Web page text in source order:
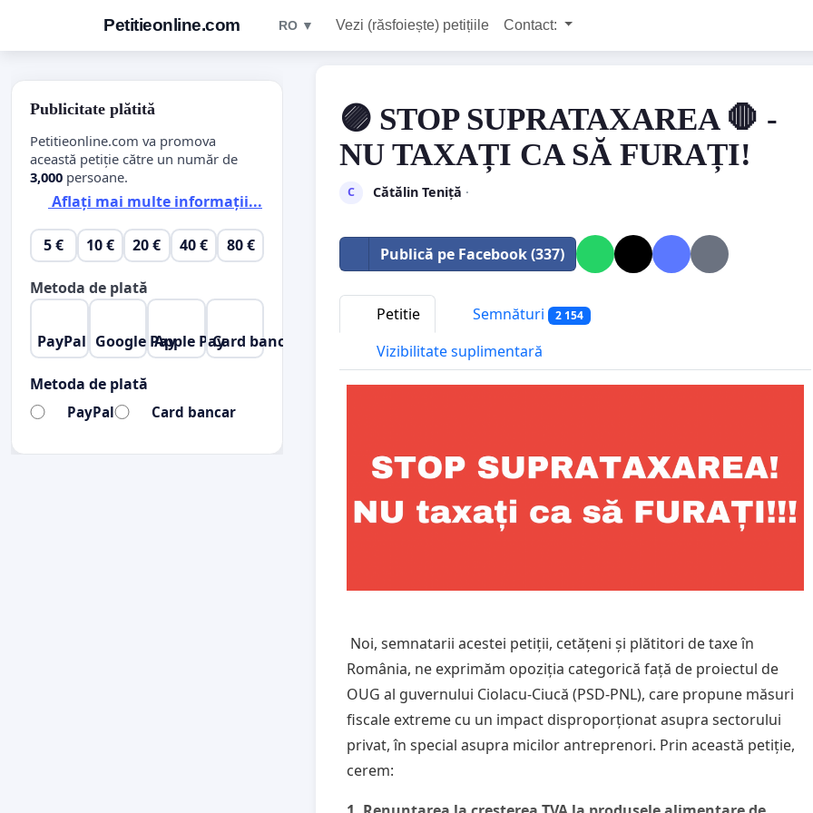
Petitieonline.com RO ▼ Vezi (răsfoiește) petițiile Contact:
🟣 STOP SUPRATAXAREA 🛑 -
NU TAXAȚI CA SĂ FURAȚI!
C Cătălin Teniță ·
Publică pe Facebook (337)
Petitie Semnături 2 154
Vizibilitate suplimentară
Noi, semnatarii acestei petiții, cetățeni și plătitori de taxe în
România, ne exprimăm opoziția categorică față de proiectul de
OUG al guvernului Ciolacu-Ciucă (PSD-PNL), care propune măsuri
fiscale extreme cu un impact disproporționat asupra sectorului
privat, în special asupra micilor antreprenori. Prin această petiție,
cerem:
Publicitate plătită
Petitieonline.com va promova
această petiție către un număr de
3,000 persoane.
Aflați mai multe informații...
5 € 10 € 20 € 40 € 80 €
Metoda de plată
PayPal Google PayApple PayCard bancar
Metoda de plată
PayPal Card bancar